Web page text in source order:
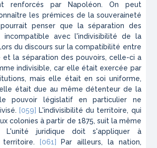
renforcés par
Napoléon. On peut
les prémices de la souveraineté
penser que la séparation des
incompatible avec l'indivisibilité de la
du discours sur la compatibilité entre
et la séparation des pouvoirs, celle-ci a
indivisible, car elle était exercée par
mais elle était en soi uniforme,
était due au même détenteur de la
le pouvoir législatif en particulier ne
[059] L'indivisibilité du territoire, qui
colonies à partir de 1875, suit la même
L'unité juridique doit s'appliquer à
territoire.
[061]
Par ailleurs, la nation,